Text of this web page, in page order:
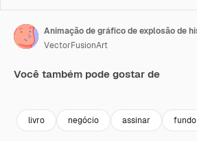
VectorFusionArt
Você também pode gostar de
livro negócio assinar fundo